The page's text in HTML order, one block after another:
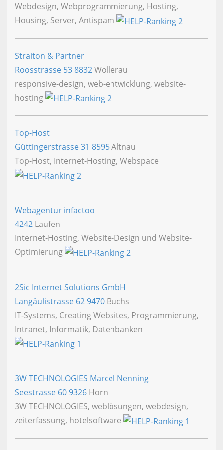
Webdesign, Webprogrammierung, Hosting,
Housing, Server, Antispam
Straiton & Partner
Roosstrasse 538832Wollerau
responsive-design, web-entwicklung, website-
hosting
Top-Host
Güttingerstrasse 31 8595Altnau
Top-Host, Internet-Hosting, Webspace
Webagentur infactoo
4242 Laufen
Internet-Hosting, Website-Design und Website-
Optimierung
2Sic Internet Solutions GmbH
Langäulistrasse 62 9470 Buchs
IT-Systems, Creating Websites, Programmierung,
Intranet, Informatik, Datenbanken
3W TECHNOLOGIES Marcel Nenning
Seestrasse 60 9326 Horn
3W TECHNOLOGIES, weblösungen, webdesign,
zeiterfassung, hotelsoftware